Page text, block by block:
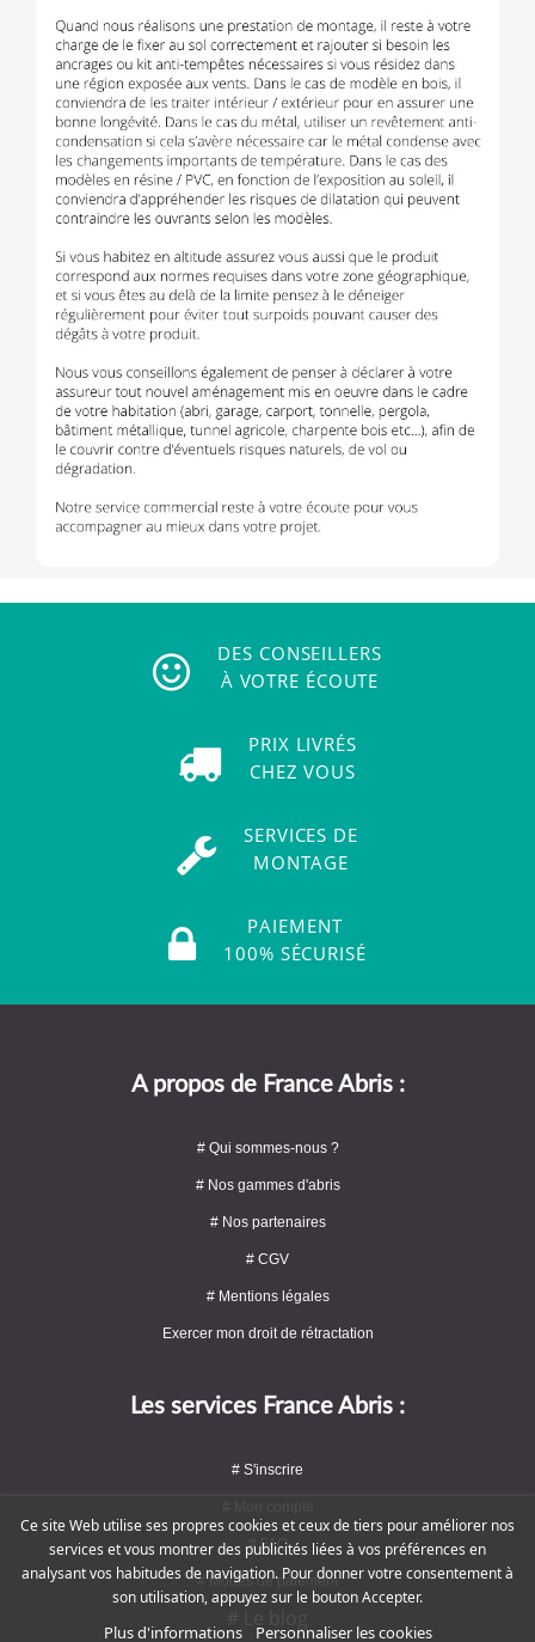
DES CONSEILLERS
À VOTRE ÉCOUTE
PRIX LIVRÉS
CHEZ VOUS
SERVICES DE
MONTAGE
PAIEMENT
100% SÉCURISÉ
A propos de France Abris :
# Qui sommes-nous ?
# Nos gammes d'abris
# Nos partenaires
# CGV
# Mentions légales
Exercer mon droit de rétractation
Les services France Abris :
# S'inscrire
# FAQ
# Modes de paiement
Ce site Web utilise ses propres cookies et ceux de tiers pour améliorer nos
services et vous montrer des publicités liées à vos préférences en
analysant vos habitudes de navigation. Pour donner votre consentement à
son utilisation, appuyez sur le bouton Accepter.
Plus d'informations Personnaliser les cookies